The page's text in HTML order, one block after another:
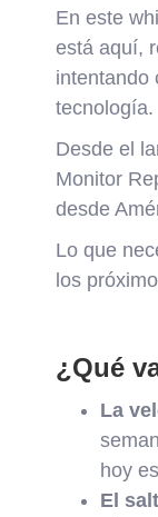
En este
está aquí,
intentando
tecnología.
Desde el
Monitor
desde
Lo que
los
¿Qué
La
hoy
El